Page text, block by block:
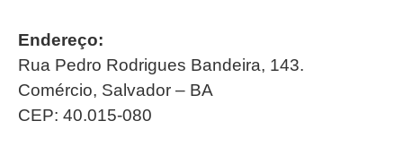
Endereço:
Rua Pedro Rodrigues Bandeira, 143.
Comércio, Salvador – BA
CEP: 40.015-080